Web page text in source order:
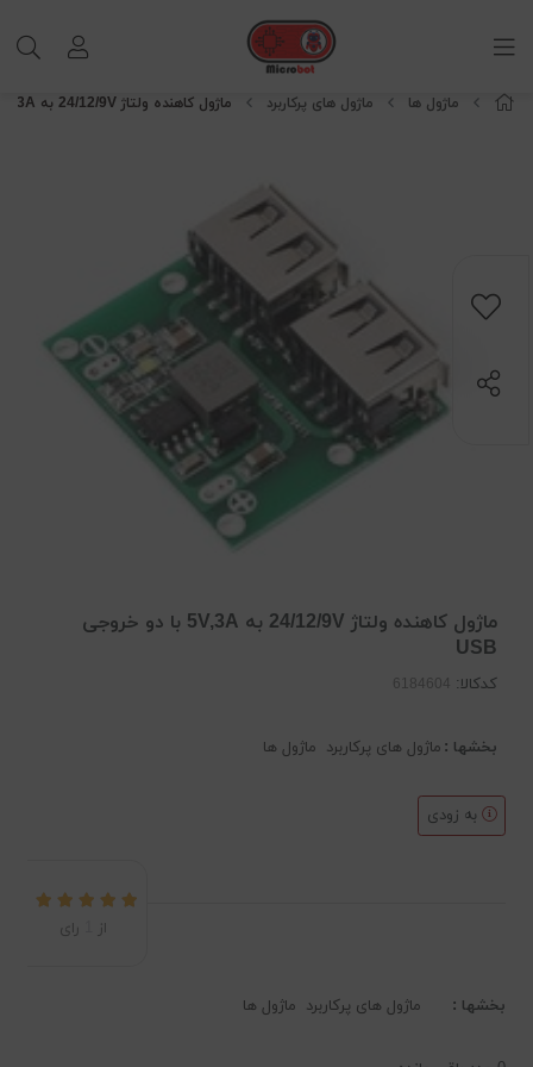
ماژول ها ماژول های پرکاربرد ماژول کاهنده ولتاژ 24/12/9V به 5V,3A با دو خروجی USB
ماژول کاهنده ولتاژ 24/12/9V به 5V,3A با دو خروجی
USB
کدکالا:
بخشها : ماژول های پرکاربرد ماژول ها
به زودی
از رای
بخشها : ماژول های پرکاربرد ماژول ها